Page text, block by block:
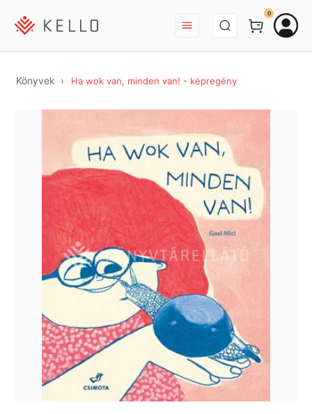
BEJELENTKEZÉS
0
Könyvek Ha wok van, minden van! - képregény